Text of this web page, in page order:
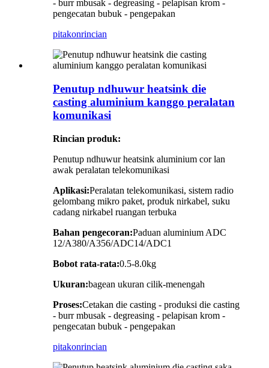
- burr mbusak - degreasing - pelapisan krom -
pengecatan bubuk - pengepakan
pitakonrincian
Penutup ndhuwur heatsink die
casting aluminium kanggo peralatan
komunikasi
Rincian produk:
Penutup ndhuwur heatsink aluminium cor lan
awak peralatan telekomunikasi
Aplikasi:Peralatan telekomunikasi, sistem radio
gelombang mikro paket, produk nirkabel, suku
cadang nirkabel ruangan terbuka
Bahan pengecoran:Paduan aluminium ADC
12/A380/A356/ADC14/ADC1
Bobot rata-rata:0.5-8.0kg
Ukuran:bagean ukuran cilik-menengah
Proses:Cetakan die casting - produksi die casting
- burr mbusak - degreasing - pelapisan krom -
pengecatan bubuk - pengepakan
pitakonrincian